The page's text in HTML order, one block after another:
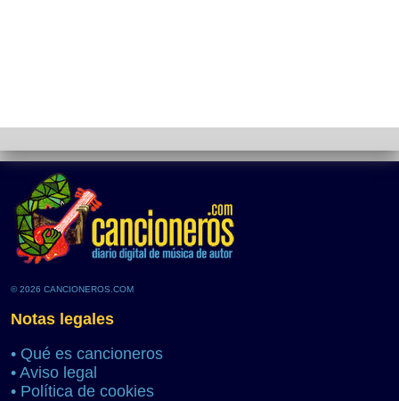
© 2026 CANCIONEROS.COM
Notas legales
• Qué es cancioneros
• Aviso legal
• Política de cookies